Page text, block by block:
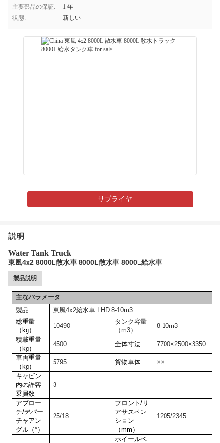
主要部品の保証:
1 年
状態:
新しい
サプライヤ
説明
Water Tank Truck
東風4x2 8000L散水車 8000L散水車 8000L給水車
製品説明
主なパラメータ
製品
東風4x2給水車 LHD 8-10m3
総重量
（kg）
10490
タンク容量
（m3）
8-10m3
積載重量
（kg）
4500 全体寸法
7700×2500×3350
車両重量
（kg）
5795 貨物車体
××
キャビン
内の許容
乗員数
3
アプロー
チ/デパー
チャアン
グル（°）
25/18
フロント/リ
アサスペン
ション
（mm）
1205/2345
ホイールベ